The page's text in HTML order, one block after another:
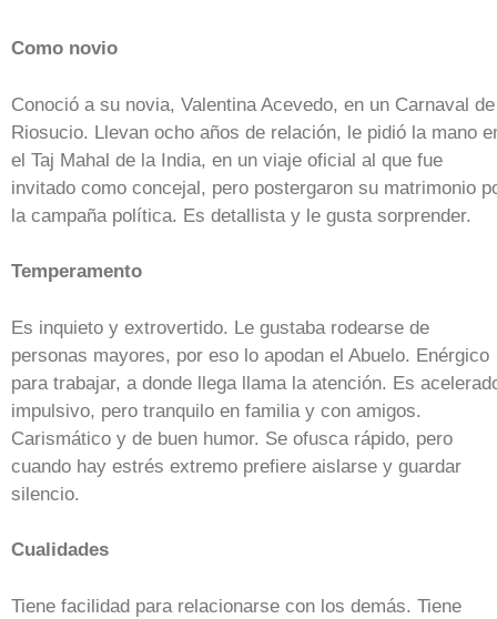
Como novio
Conoció a su novia, Valentina Acevedo, en un Carnaval de
Riosucio. Llevan ocho años de relación, le pidió la mano
el Taj Mahal de la India, en un viaje oficial al que fue
invitado como concejal, pero postergaron su matrimonio
la campaña política. Es detallista y le gusta sorprender.
Temperamento
Es inquieto y extrovertido. Le gustaba rodearse de
personas mayores, por eso lo apodan el Abuelo. Enérgico
para trabajar, a donde llega llama la atención. Es
impulsivo, pero tranquilo en familia y con amigos.
Carismático y de buen humor. Se ofusca rápido, pero
cuando hay estrés extremo prefiere aislarse y guardar
silencio.
Cualidades
Tiene facilidad para relacionarse con los demás. Tiene